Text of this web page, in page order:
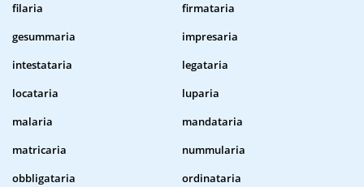
filaria
firmataria
gesummaria
impresaria
intestataria
legataria
locataria
luparia
malaria
mandataria
matricaria
nummularia
obbligataria
ordinataria